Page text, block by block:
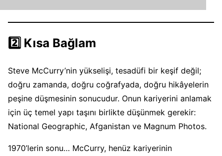
2️⃣ Kısa Bağlam
Steve McCurry’nin yükselişi, tesadüfi bir keşif değil;
doğru zamanda, doğru coğrafyada, doğru hikâyelerin
peşine düşmesinin sonucudur. Onun kariyerini anlamak
için üç temel yapı taşını birlikte düşünmek gerekir:
National Geographic, Afganistan ve Magnum Photos.
1970’lerin sonu… McCurry, henüz kariyerinin